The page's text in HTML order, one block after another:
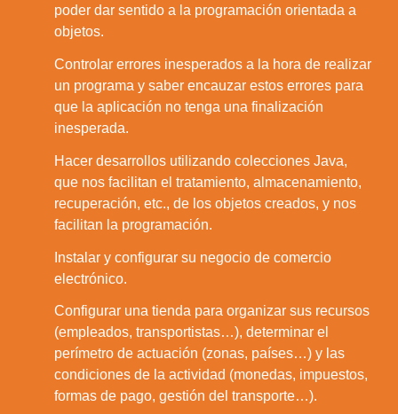
poder dar sentido a la programación orientada a
objetos.
Controlar errores inesperados a la hora de realizar
un programa y saber encauzar estos errores para
que la aplicación no tenga una finalización
inesperada.
Hacer desarrollos utilizando colecciones Java,
que nos facilitan el tratamiento, almacenamiento,
recuperación, etc., de los objetos creados, y nos
facilitan la programación.
Instalar y configurar su negocio de comercio
electrónico.
Configurar una tienda para organizar sus recursos
(empleados, transportistas…), determinar el
perímetro de actuación (zonas, países…) y las
condiciones de la actividad (monedas, impuestos,
formas de pago, gestión del transporte…).